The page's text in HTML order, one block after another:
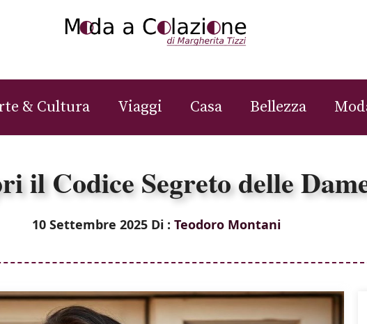
& Cultura Viaggi Casa Bellezza
il Codice Segreto delle
10 Settembre 2025 Di : Teodoro Montani